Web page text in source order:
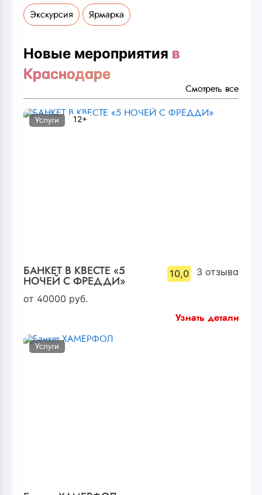
Экскурсия Ярмарка
Новые мероприятия в
Краснодаре
Смотреть все
БАНКЕТ В КВЕСТЕ «5
НОЧЕЙ С ФРЕДДИ»
10,0 3 отзыва
от 40000 руб.
Услуги 12+
Узнать детали
Услуги